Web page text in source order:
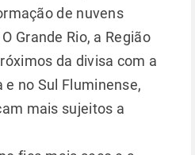
de nuvens
Grande Rio, a Região
da divisa com a
no Sul Fluminense,
mais sujeitos a